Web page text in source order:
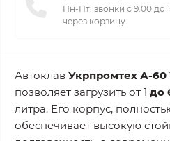
Пн-Пт: звонки с 9:00
через корзину.
Автоклав Укрпромтех А-
позволяет загрузить от 1 до
литра. Его корпус,
обеспечивает высокую